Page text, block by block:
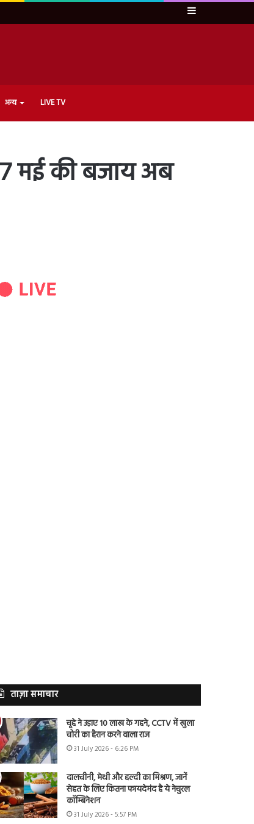
Sidebar
अन्य LIVE TV
मई की बजाय अब
ताज़ा समाचार
चूहे ने उड़ाए 10 लाख के गहने, CCTV में खुला
चोरी का हैरान करने वाला राज
31 July 2026 - 6:26 PM
दालचीनी, मेथी और हल्दी का मिश्रण, जानें
सेहत के लिए कितना फायदेमंद है ये नेचुरल
कॉम्बिनेशन
31 July 2026 - 5:57 PM